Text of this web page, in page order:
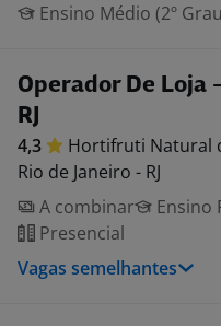
Ensino Médio (2º
Operador De Loja
RJ
4,3 Hortifruti Natural
Rio de Janeiro - RJ
A combinar
Ensino
Presencial
Vagas semelhantes